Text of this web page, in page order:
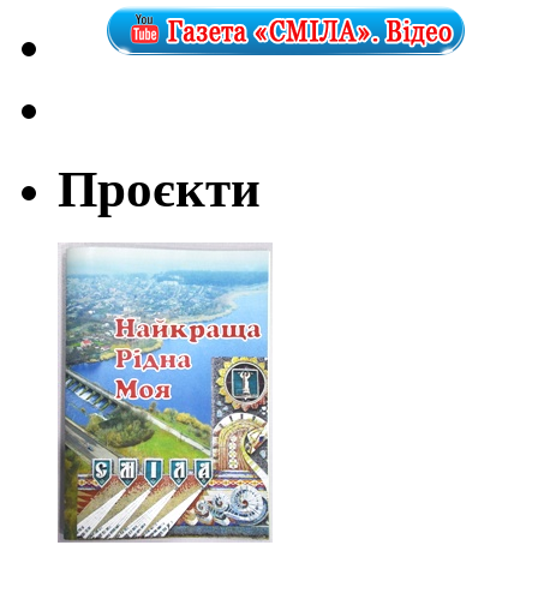
Проєкти